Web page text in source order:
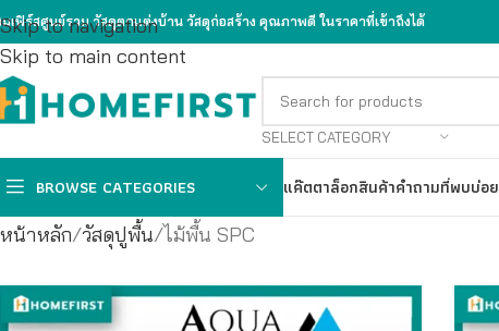
Skip to navigation
Skip to main content
มเฟิร์สศูนย์รวม วัสดุตกแต่งบ้าน วัสดุก่อสร้าง คุณภาพดี ในราคาที่เข้าถึงได้
SELECT CATEGORY
BROWSE CATEGORIES แค๊ตตาล็อกสินค้าคำถามที่พบบ่อย
หน้าหลัก วัสดุปูพื้น ไม้พื้น SPC